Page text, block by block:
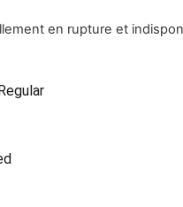
en rupture et